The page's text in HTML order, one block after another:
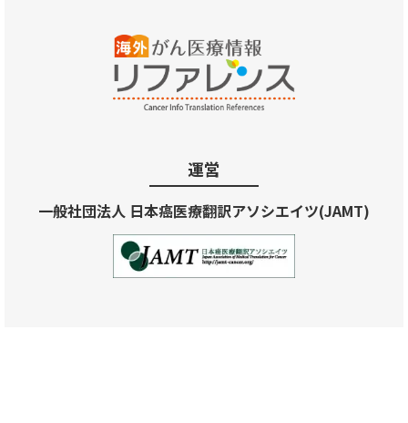
運営
一般社団法人 日本癌医療翻訳アソシエイツ(JAMT)